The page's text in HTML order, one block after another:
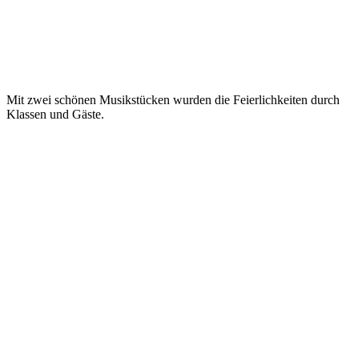
Mit zwei schönen Musikstücken wurden die Feierlichkeiten
Klassen und Gäste.